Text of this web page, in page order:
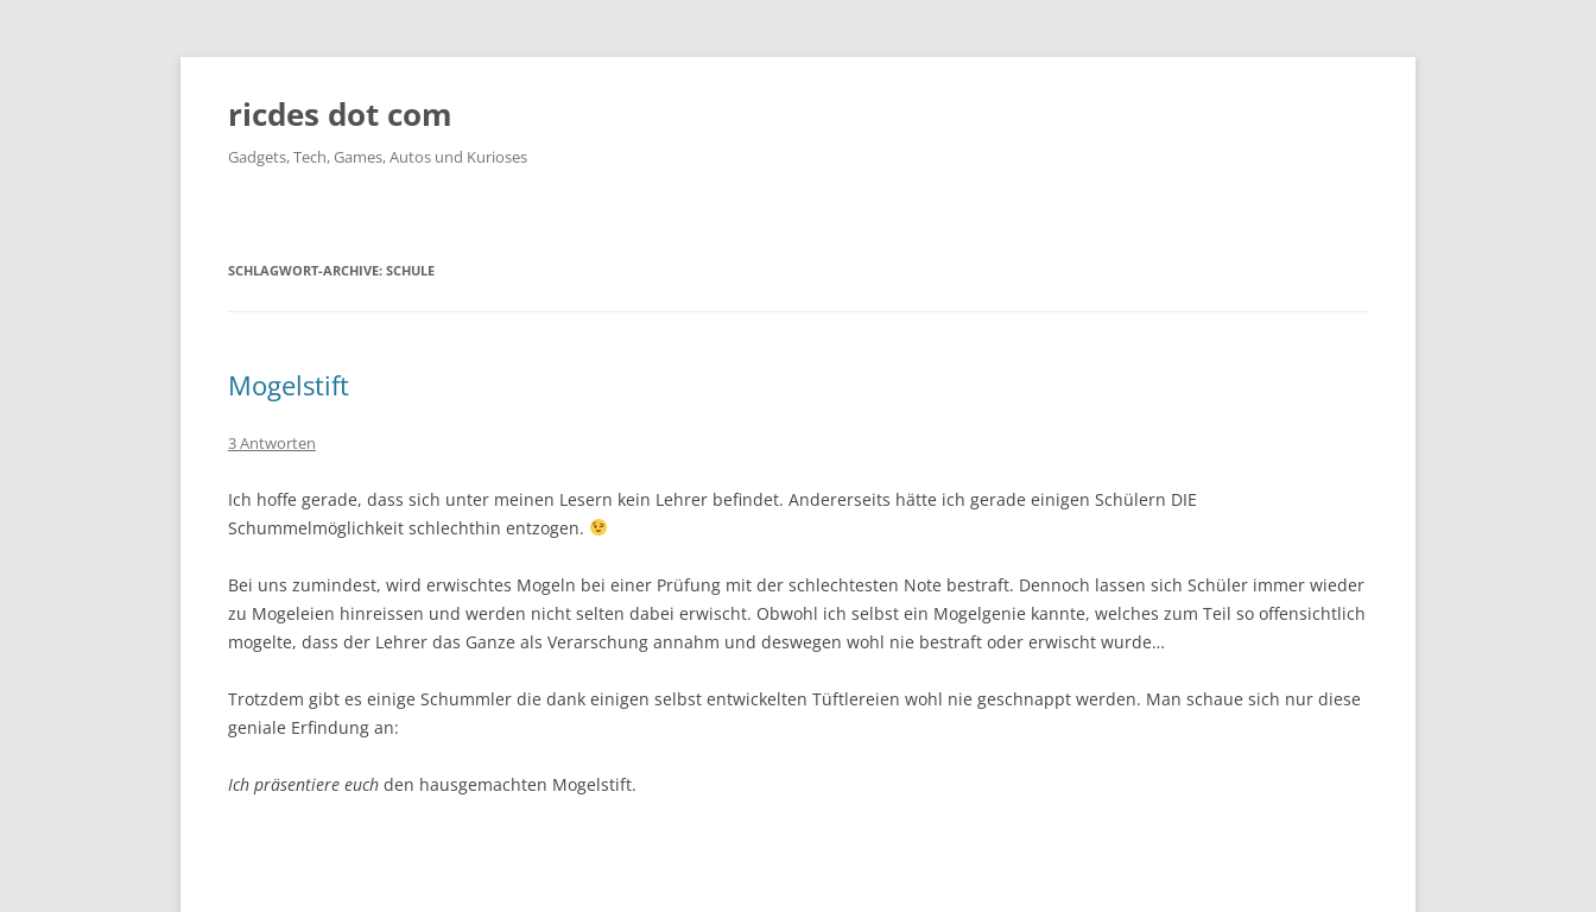
ricdes dot com
Gadgets, Tech, Games, Autos und Kurioses
SCHLAGWORT-ARCHIVE: SCHULE
Mogelstift
3 Antworten
Ich hoffe gerade, dass sich unter meinen Lesern kein Lehrer befindet. Andererseits hätte ich gerade einigen Schülern DIE
Schummelmöglichkeit schlechthin entzogen.
Bei uns zumindest, wird erwischtes Mogeln bei einer Prüfung mit der schlechtesten Note bestraft. Dennoch lassen sich Schüler immer wieder
zu Mogeleien hinreissen und werden nicht selten dabei erwischt. Obwohl ich selbst ein Mogelgenie kannte, welches zum Teil so offensichtlich
mogelte, dass der Lehrer das Ganze als Verarschung annahm und deswegen wohl nie bestraft oder erwischt wurde…
Trotzdem gibt es einige Schummler die dank einigen selbst entwickelten Tüftlereien wohl nie geschnappt werden. Man schaue sich nur diese
geniale Erfindung an:
Ich präsentiere euch den hausgemachten Mogelstift.